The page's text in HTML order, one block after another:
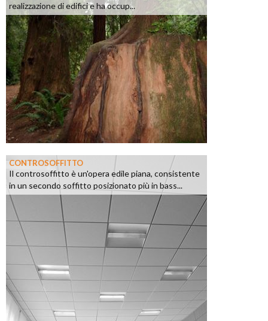
realizzazione di edifici e ha occup...
CONTROSOFFITTO
Il controsoffitto è un'opera edile piana, consistente
in un secondo soffitto posizionato più in bass...